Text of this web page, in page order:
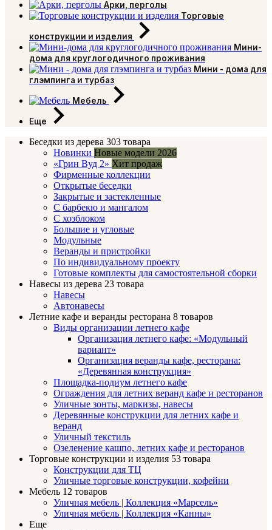
Арки, перголы
Торговые
конструкции и изделия
Мини-
дома для круглогодичного проживания
Мини - дома для
глэмпинга и турбаз
Мебель
Еще
Беседки из дерева 303 товара
Новинки Новые модели 2026
«Грин Вуд 2» Хит продаж
Фирменные коллекции
Открытые беседки
Закрытые и застекленные
С барбекю и мангалом
С хозблоком
Большие и угловые
Модульные
Веранды и пристройки
По индивидуальному проекту
Готовые комплекты для самостоятельной сборки
Навесы из дерева 23 товара
Навесы
Автонавесы
Летние кафе и веранды ресторана 8 товаров
Виды организации летнего кафе
Организация летнего кафе: «Модульный
вариант»
Организация веранды кафе, ресторана:
«Деревянная конструкция»
Площадка-подиум летнего кафе
Ограждения для летних веранд кафе и ресторанов
Уличные зонты, маркизы, навесы
Деревянные конструкции для летних кафе и
веранд
Уличный текстиль
Озеленение кашпо, летних кафе и ресторанов
Торговые конструкции и изделия 53 товара
Конструкции для ТЦ
Уличные торговые конструкции, кофейни
Мебель 12 товаров
Уличная мебель | Коллекция «Марсель»
Уличная мебель | Коллекция «Канны»
Еще